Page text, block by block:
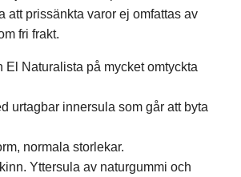
att prissänkta varor ej omfattas av
fri frakt.
El Naturalista på mycket omtyckta
urtagbar innersula som går att byta
normala storlekar.
Yttersula av naturgummi och